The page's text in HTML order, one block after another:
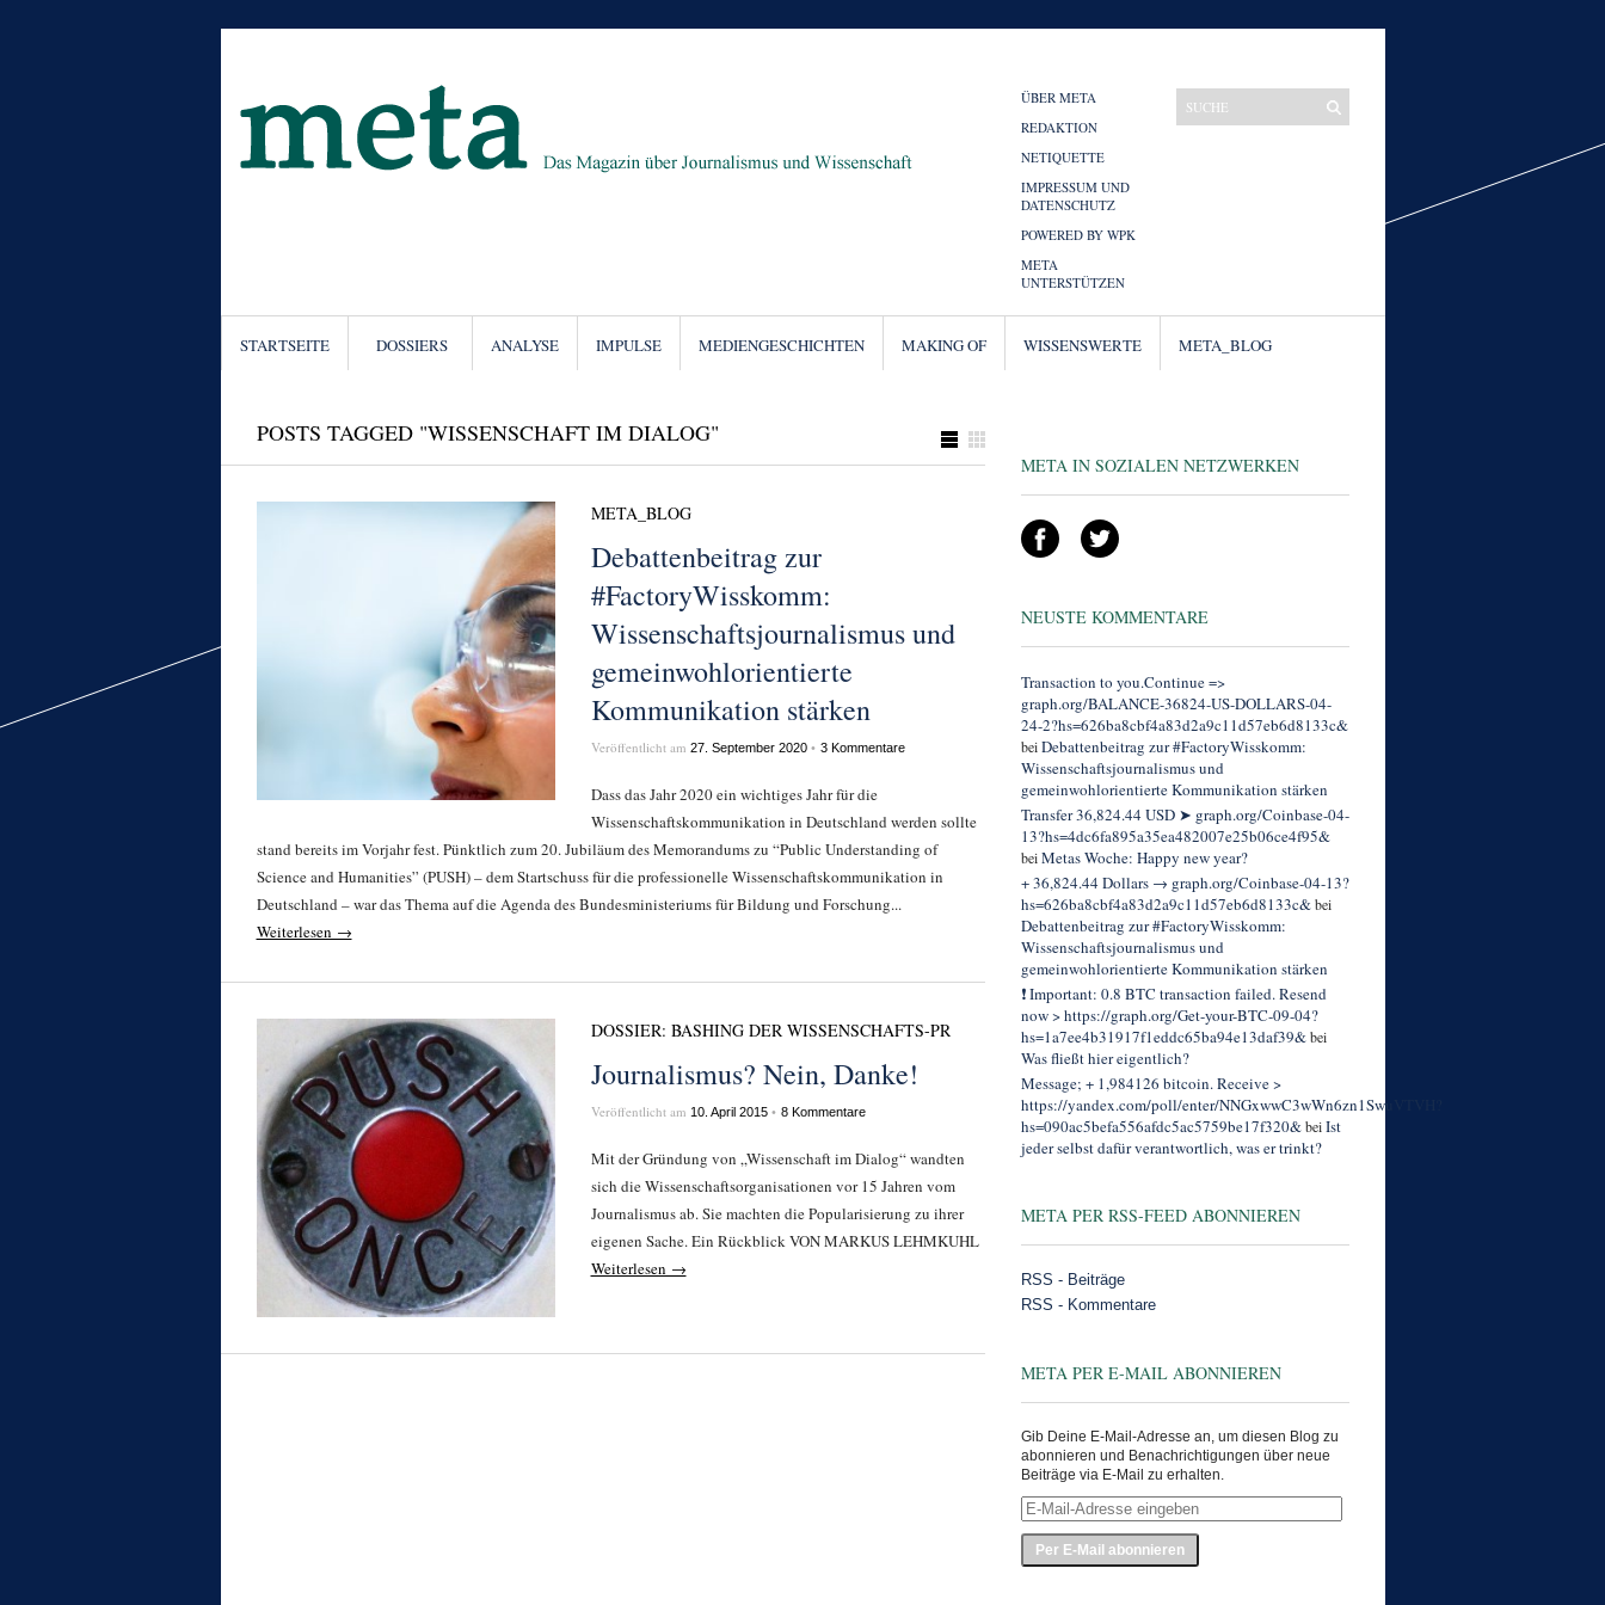
ÜBER META
REDAKTION
NETIQUETTE
IMPRESSUM UND
DATENSCHUTZ
POWERED BY WPK
META
UNTERSTÜTZEN
STARTSEITE DOSSIERS ANALYSE IMPULSE MEDIENGESCHICHTEN MAKING OF WISSENSWERTE META_BLOG
POSTS TAGGED "WISSENSCHAFT IM DIALOG"
META_BLOG
Debattenbeitrag zur
#FactoryWisskomm:
Wissenschaftsjournalismus und
gemeinwohlorientierte
Kommunikation stärken
Veröffentlicht am 27. September 2020• 3 Kommentare
Dass das Jahr 2020 ein wichtiges Jahr für die
Wissenschaftskommunikation in Deutschland werden sollte
stand bereits im Vorjahr fest. Pünktlich zum 20. Jubiläum des Memorandums zu “Public Understanding of
Science and Humanities” (PUSH) – dem Startschuss für die professionelle Wissenschaftskommunikation in
Deutschland – war das Thema auf die Agenda des Bundesministeriums für Bildung und Forschung...
Weiterlesen →
DOSSIER: BASHING DER WISSENSCHAFTS-PR
Journalismus? Nein, Danke!
Veröffentlicht am 10. April 2015• 8 Kommentare
Mit der Gründung von „Wissenschaft im Dialog“ wandten
sich die Wissenschaftsorganisationen vor 15 Jahren vom
Journalismus ab. Sie machten die Popularisierung zu ihrer
eigenen Sache. Ein Rückblick VON MARKUS LEHMKUHL
Weiterlesen →
META IN SOZIALEN NETZWERKEN
NEUSTE KOMMENTARE
Transaction to you.Continue =>
graph.org/BALANCE-36824-US-DOLLARS-04-
24-2?hs=626ba8cbf4a83d2a9c11d57eb6d8133c&
beiDebattenbeitrag zur #FactoryWisskomm:
Wissenschaftsjournalismus und
gemeinwohlorientierte Kommunikation stärken
Transfer 36,824.44 USD ➤ graph.org/Coinbase-04-
13?hs=4dc6fa895a35ea482007e25b06ce4f95&
beiMetas Woche: Happy new year?
+ 36,824.44 Dollars → graph.org/Coinbase-04-13?
hs=626ba8cbf4a83d2a9c11d57eb6d8133c&bei
Debattenbeitrag zur #FactoryWisskomm:
Wissenschaftsjournalismus und
gemeinwohlorientierte Kommunikation stärken
❗ Important: 0.8 BTC transaction failed. Resend
now > https://graph.org/Get-your-BTC-09-04?
hs=1a7ee4b31917f1eddc65ba94e13daf39&bei
Was fließt hier eigentlich?
Message; + 1,984126 bitcoin. Receive >
https://yandex.com/poll/enter/NNGxwwC3wWn6zn1SwuVTVH?
hs=090ac5befa556afdc5ac5759be17f320&beiIst
jeder selbst dafür verantwortlich, was er trinkt?
META PER RSS-FEED ABONNIEREN
RSS - Beiträge
RSS - Kommentare
META PER E-MAIL ABONNIEREN
Gib Deine E-Mail-Adresse an, um diesen Blog zu
abonnieren und Benachrichtigungen über neue
Beiträge via E-Mail zu erhalten.
E-
Mail-
Adresse
eingeben